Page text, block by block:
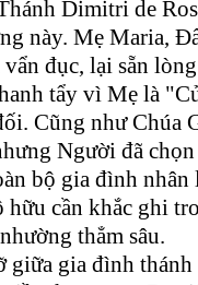
Dimitri de
này. Mẹ Maria,
đục, lại sẵn
tẩy vì Mẹ là
Cũng như Chúa
Người đã
bộ gia đình
cần khắc ghi
thẳm sâu.
giữa gia đình